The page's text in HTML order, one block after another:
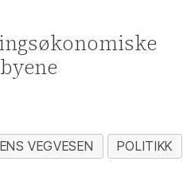
VEGVESEN
POLITIKK